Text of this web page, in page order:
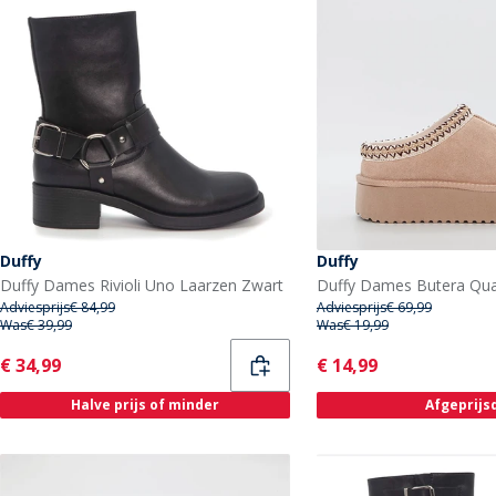
Duffy
Duffy Dames Rivioli Uno Laarzen Zwart
Adviesprijs€ 84,99
Was€ 39,99
Current
€ 34,99
Halve prijs of minder
Duffy
Adviesprijs€ 69,99
Was€ 19,99
Current
€ 14,99